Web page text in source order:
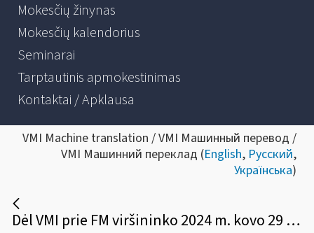
Mokesčių žinynas
Mokesčių kalendorius
Seminarai
Tarptautinis apmokestinimas
Kontaktai / Apklausa
VMI Machine translation / VMI Машинный перевод /
VMI Машинний переклад (English, Русский,
Українська)
Dėl VMI prie FM viršininko 2024 m. kovo 29 d. įsakymo Nr. VA-33